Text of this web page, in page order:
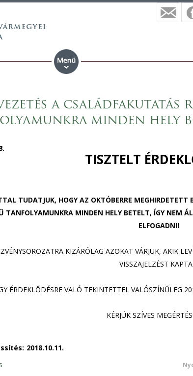
a családfakutatás
minden hely
TISZTELT
TUDATJUK, HOGY AZ OKTÓBERRE MEGHIRDETETT
TANFOLYAMUNKRA MINDEN HELY BETELT, ÍGY NEM
ELFOGADNI!
KIZÁRÓLAG AZOKAT VÁRJUK, AKIK
VISSZAJELZÉST
ÉRDEKLŐDÉSRE VALÓ TEKINTETTEL VALÓSZÍNŰLEG
KÉRJÜK SZÍVES
2018.10.11.